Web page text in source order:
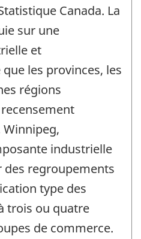
Canada. La
sur une
et
les provinces, les
régions
industrielle
des regroupements
type des
trois ou quatre
de commerce.